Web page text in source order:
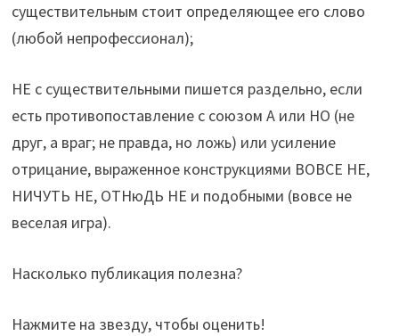
существительным стоит определяющее его слово
(любой непрофессионал);
НЕ с существительными пишется раздельно, если
есть противопоставление с союзом А или НО (не
друг, а враг; не правда, но ложь) или усиление
отрицание, выраженное конструкциями ВОВСЕ НЕ,
НИЧУТЬ НЕ, ОТНюДЬ НЕ и подобными (вовсе не
веселая игра).
Насколько публикация полезна?
Нажмите на звезду, чтобы оценить!